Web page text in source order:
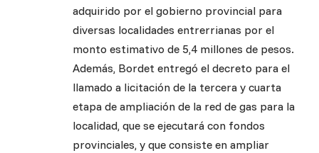
adquirido por el gobierno provincial para
diversas localidades entrerrianas por el
monto estimativo de 5,4 millones de pesos.
Además, Bordet entregó el decreto para el
llamado a licitación de la tercera y cuarta
etapa de ampliación de la red de gas para la
localidad, que se ejecutará con fondos
provinciales, y que consiste en ampliar